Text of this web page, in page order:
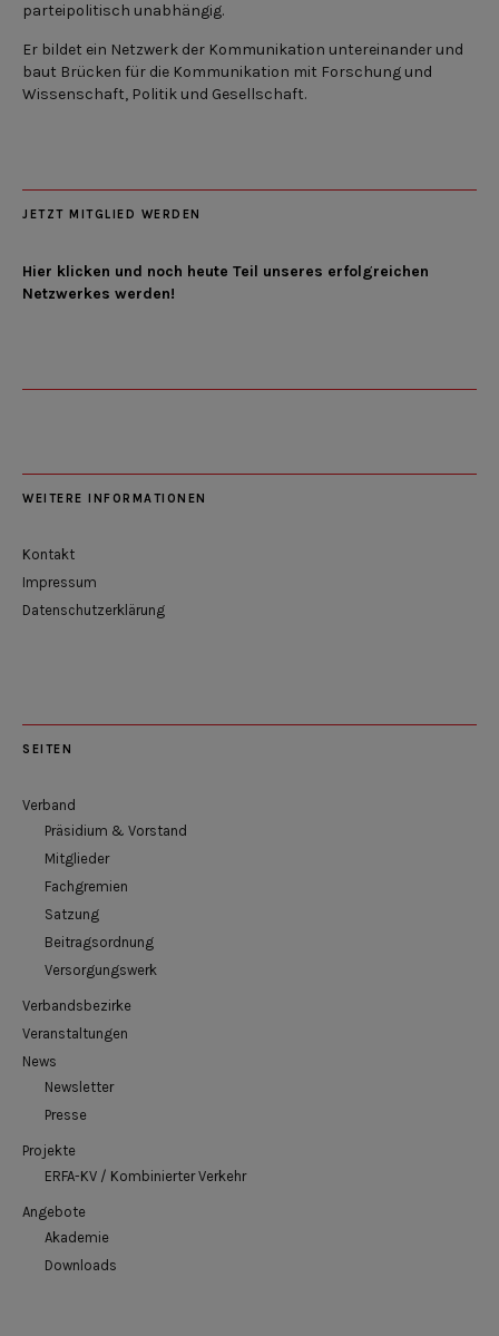
parteipolitisch unabhängig.
Er bildet ein Netzwerk der Kommunikation untereinander und
baut Brücken für die Kommunikation mit Forschung und
Wissenschaft, Politik und Gesellschaft.
JETZT MITGLIED WERDEN
Hier klicken und noch heute Teil unseres erfolgreichen
Netzwerkes werden!
WEITERE INFORMATIONEN
Kontakt
Impressum
Datenschutzerklärung
SEITEN
Verband
Präsidium & Vorstand
Mitglieder
Fachgremien
Satzung
Beitragsordnung
Versorgungswerk
Verbandsbezirke
Veranstaltungen
News
Newsletter
Presse
Projekte
ERFA-KV / Kombinierter Verkehr
Angebote
Akademie
Downloads